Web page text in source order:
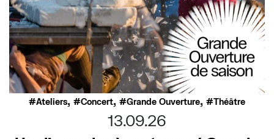
Ateliers, Concert, Grande Ouverture, Théâtre
13.09.26